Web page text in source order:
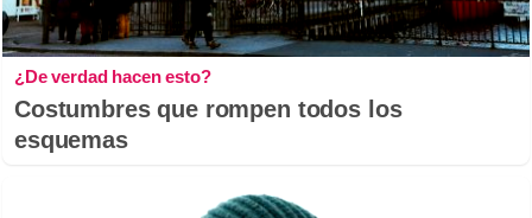
¿De verdad hacen esto?
Costumbres que rompen todos los
esquemas